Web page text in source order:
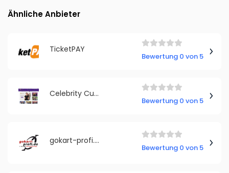
Ähnliche Anbieter
TicketPAY
Bewertung 0 von 5
Celebrity Cutouts
Bewertung 0 von 5
gokart-profi.de
Bewertung 0 von 5